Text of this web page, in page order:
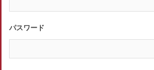
パスワード